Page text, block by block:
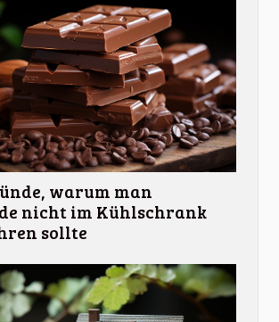
warum man
nicht im Kühlschrank
sollte